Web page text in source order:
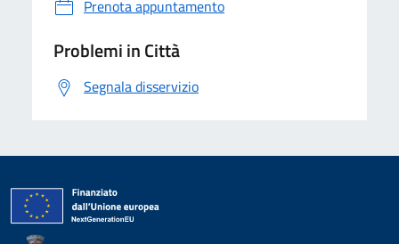
Prenota appuntamento
Problemi in Città
Segnala disservizio